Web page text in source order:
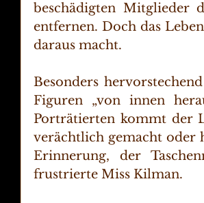
beschädigten Mitglieder
entfernen. Doch das
daraus macht.
Besonders
Figuren „von innen
Porträtierten kommt der
verächtlich gemacht oder
Erinnerung, der
frustrierte Miss Kilman.